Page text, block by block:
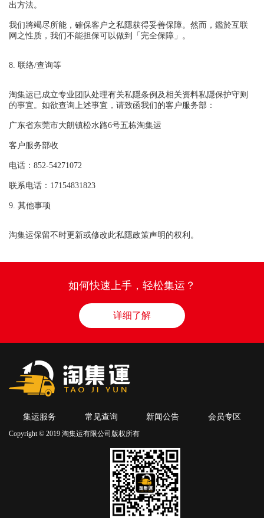
出方法。
我们將竭尽所能，確保客户之私隱获得妥善保障。然而，鑑於互联
网之性质，我们不能担保可以做到「完全保障」。
8. 联络/查询等
淘集运已成立专业团队处理有关私隱条例及相关资料私隱保护守则
的事宜。如欲查询上述事宜，请致函我们的客户服务部：
广东省东莞市大朗镇松水路6号五栋淘集运
客户服务部收
电话： 852-54271072
联系电话： 17154831823
9. 其他事项
淘集运保留不时更新或修改此私隱政策声明的权利。
如何快速上手，轻松集运？
详细了解
集运服务 常见查询 新闻公告 会员专区
Copyright © 2019 淘集运有限公司版权所有